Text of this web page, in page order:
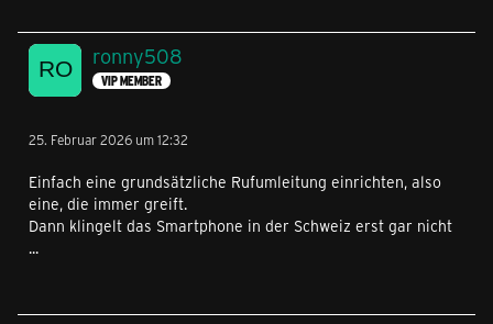
ronny508
VIP MEMBER
25. Februar 2026 um 12:32
Einfach eine grundsätzliche Rufumleitung einrichten, also
eine, die immer greift.
Dann klingelt das Smartphone in der Schweiz erst gar nicht
...